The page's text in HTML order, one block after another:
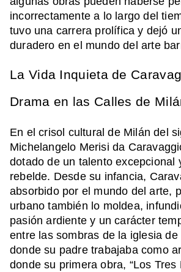
incorrectamente a lo largo del
tuvo una carrera prolífica y dejó
duradero en el mundo del arte
La Vida Inquieta de
Drama en las Calles de
En el crisol cultural de Milán del
Michelangelo Merisi da
dotado de un talento excepcional
rebelde. Desde su infancia,
absorbido por el mundo del arte,
urbano también lo moldea,
pasión ardiente y un carácter
entre las sombras de la iglesia de
donde su padre trabajaba como
donde su primera obra, “Los Tres